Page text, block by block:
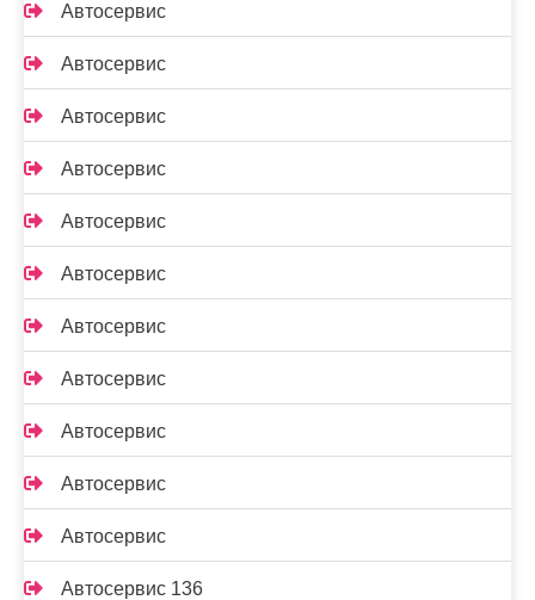
Автосервис
Автосервис
Автосервис
Автосервис
Автосервис
Автосервис
Автосервис
Автосервис
Автосервис
Автосервис
Автосервис
Автосервис 136